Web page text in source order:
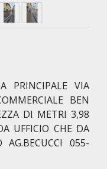
PRINCIPALE VIA
BEN
DI METRI 3,98
UFFICIO CHE DA
AG.BECUCCI 055-